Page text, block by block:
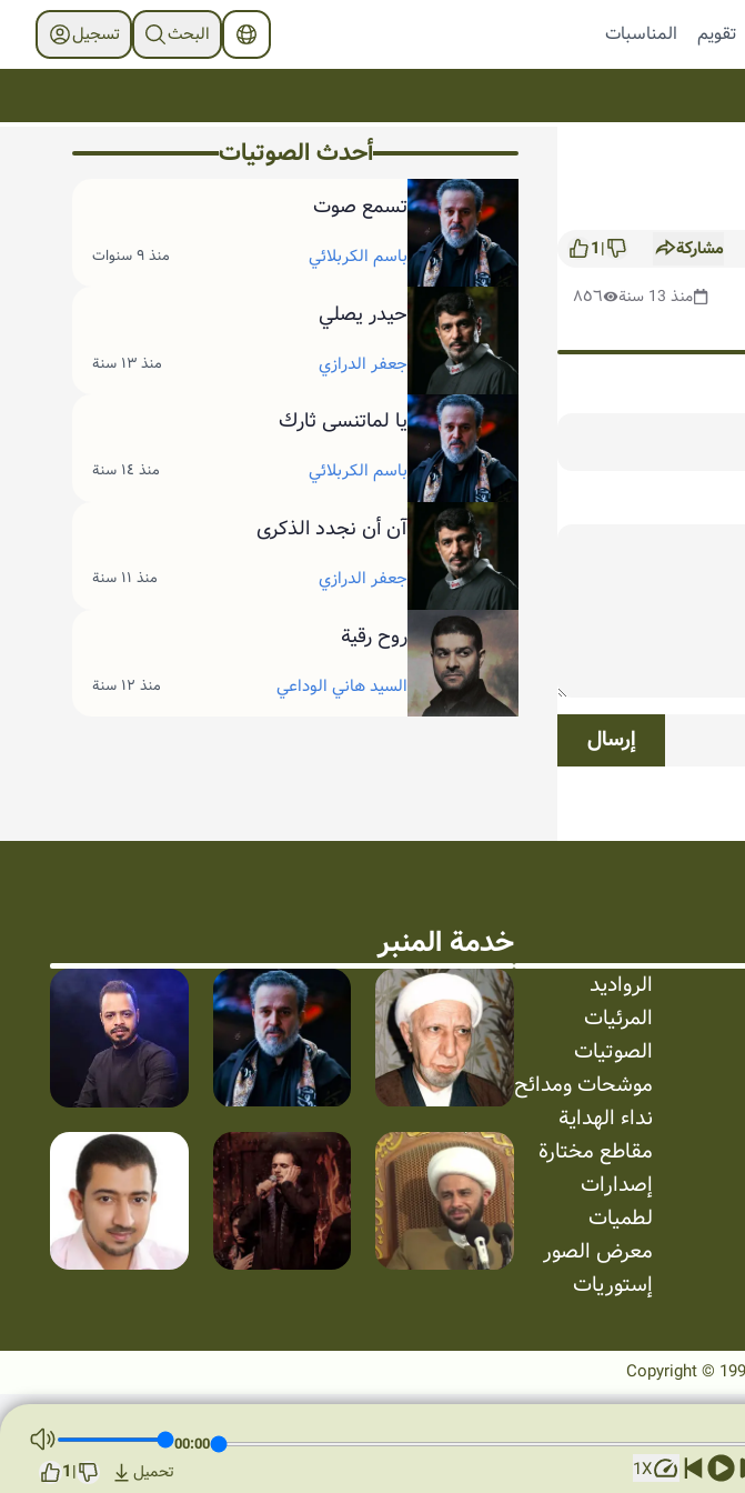
تقویم المناسبات البحث تسجیل
مشاركة |
1
منذ 13 سنة ٨٥٦
00:00
1X تحميل |
1
إرسال
أحدث الصوتیات
تسمع صوت
باسم الكربلائي منذ ٩ سنوات
حيدر يصلي
جعفر الدرازي منذ ١٣ سنة
يا لماتنسى ثارك
باسم الكربلائي منذ ١٤ سنة
آن أن نجدد الذكرى
جعفر الدرازي منذ ١١ سنة
روح رقية
السيد هاني الوداعي منذ ١٢ سنة
الرواديد
المرئیات
الصوتیات
موشحات ومدائح
نداء الهداية
مقاطع مختارة
إصدارات
لطميات
معرض الصور
إستوریات
خدمة المنبر
Copyright ©